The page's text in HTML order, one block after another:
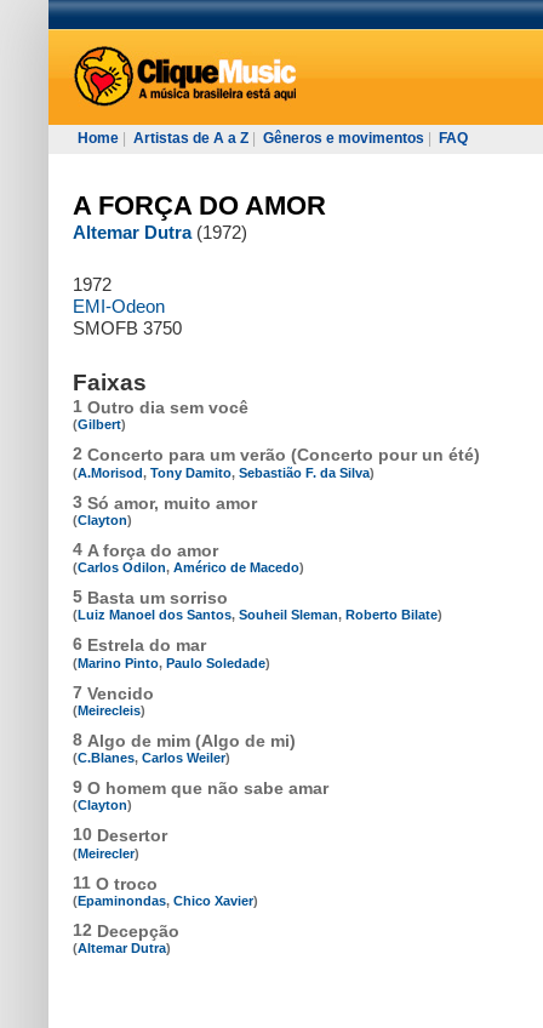
Home Artistas de A a Z Gêneros e movimentos FAQ
A FORÇA DO AMOR
Altemar Dutra (1972)
1972
EMI-Odeon
SMOFB 3750
Faixas
1 Outro dia sem você
(Gilbert)
2 Concerto para um verão (Concerto pour un été)
(A.Morisod, Tony Damito, Sebastião F. da Silva)
3 Só amor, muito amor
(Clayton)
4 A força do amor
(Carlos Odilon, Américo de Macedo)
5 Basta um sorriso
(Luiz Manoel dos Santos, Souheil Sleman, Roberto Bilate)
6 Estrela do mar
(Marino Pinto, Paulo Soledade)
7 Vencido
(Meirecleis)
8 Algo de mim (Algo de mi)
(C.Blanes, Carlos Weiler)
9 O homem que não sabe amar
(Clayton)
10 Desertor
(Meirecler)
11 O troco
(Epaminondas, Chico Xavier)
12 Decepção
(Altemar Dutra)